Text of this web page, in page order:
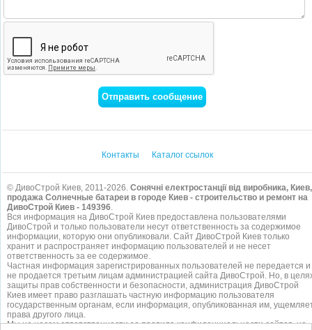
Контакты Каталог ссылок
© ДивоСтрой Киев, 2011-2026. Сонячні електростанції від виробника, Киев,
продажа Солнечные батареи в городе Киев - строительство и ремонт на
ДивоСтрой Киев - 149396.
Вся информация на ДивоСтрой Киев предоставлена пользователями
ДивоСтрой и только пользователи несут ответственность за содержимое
информации, которую они опубликовали. Сайт ДивоСтрой Киев только
хранит и распространяет информацию пользователей и не несет
ответственность за ее содержимое.
Частная информация зарегистрированных пользователей не передается и
не продается третьим лицам администрацией сайта ДивоСтрой. Но, в
защиты прав собственности и безопасности, администрация ДивоСтрой
Киев имеет право разглашать частную информацию пользователя
государственным органам, если информация, опубликованная им,
права другого лица.
Мы не несем ответственности за правила конфиденциальности сайтов, на